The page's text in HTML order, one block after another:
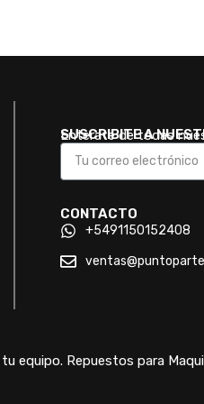
SUSCRIBITE A
Enterate de todas
CONTACTO
+5491150152408
equipo. Repuestos para